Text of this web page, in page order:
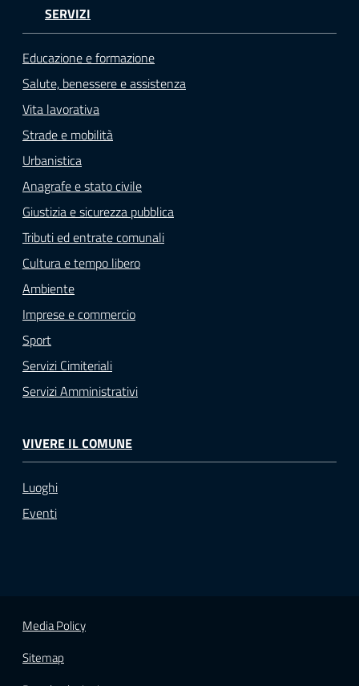
SERVIZI
Educazione e formazione
Salute, benessere e assistenza
Vita lavorativa
Strade e mobilità
Urbanistica
Anagrafe e stato civile
Giustizia e sicurezza pubblica
Tributi ed entrate comunali
Cultura e tempo libero
Ambiente
Imprese e commercio
Sport
Servizi Cimiteriali
Servizi Amministrativi
VIVERE IL COMUNE
Luoghi
Eventi
Media Policy
Sitemap